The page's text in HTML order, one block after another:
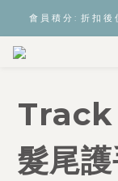
會 員 積 分 :  折 扣 後
Track
髮尾